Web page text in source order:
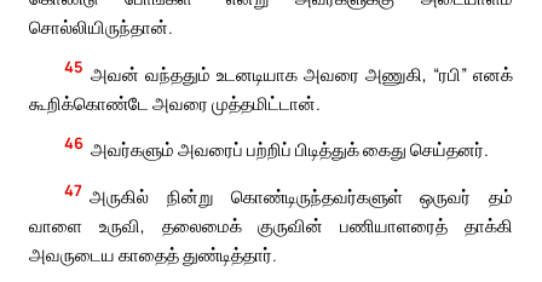
சொல்லியிருந்தான்.
45 அவன் வந்ததும் உடனடியாக அவரை அணுகி, “ரபி” எனக்
கூறிக்கொண்டே அவரை முத்தமிட்டான்.
46 அவர்களும் அவரைப் பற்றிப் பிடித்துக் கைது செய்தனர்.
47 அருகில் நின்று கொண்டிருந்தவர்களுள் ஒருவர் தம்
வாளை உருவி, தலைமைக் குருவின் பணியாளரைத் தாக்கி
அவருடைய காதைத் துண்டித்தார்.